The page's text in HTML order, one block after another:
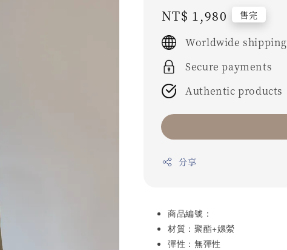
Regular
price
NT$ 1,980 售完
Worldwide shipping
Secure payments
Authentic products
分享
商品編號：
材質：聚酯+嫘縈
彈性：無彈性